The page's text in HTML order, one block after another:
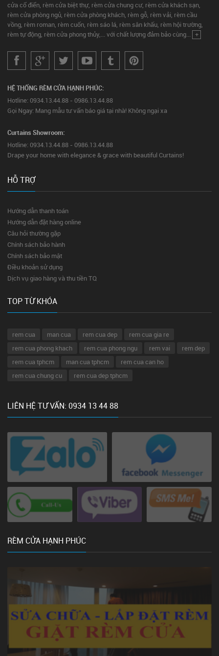
cửa cổ điển, rèm cửa biệt thự, rèm cửa chung cư, rèm cửa khách sạn,
rèm cửa phòng ngủ, rèm cửa phòng khách, rèm gỗ, rèm vải, rèm cầu
vồng, rèm roman, rèm cuốn, rèm sáo lá, rèm sân khấu, rèm hội trường,
rèm tự động, rèm cửa phong thủy,... với chất lượng đảm bảo cùng... +
HỆ THỐNG RÈM CỬA HẠNH PHÚC:
Hotline: 0934.13.44.88 - 0986.13.44.88
Gọi Ngay: Mang mẫu tư vấn báo giá tại nhà! Không ngại xa
Curtains Showroom:
Hotline: 0934.13.44.88 - 0986.13.44.88
Drape your home with elegance & grace with beautiful Curtains!
HỖ TRỢ
Hướng dẫn thanh toán
Hướng dẫn đặt hàng online
Câu hỏi thường gặp
Chính sách bảo hành
Chính sách bảo mật
Điều khoản sử dụng
Dịch vụ giao hàng và thu tiền TQ
TOP TỪ KHÓA
rem cua man cua rem cua dep
rem cua gia re
rem cua phong khach
rem cua phong ngu rem vai
rem dep
rem cua tphcm
man cua tphcm
rem cua can ho
rem cua chung cu
rem cua dep tphcm
LIÊN HỆ TƯ VẤN: 0934 13 44 88
RÈM CỬA HẠNH PHÚC